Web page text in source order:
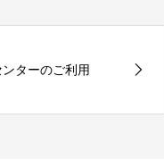
ターのご利用